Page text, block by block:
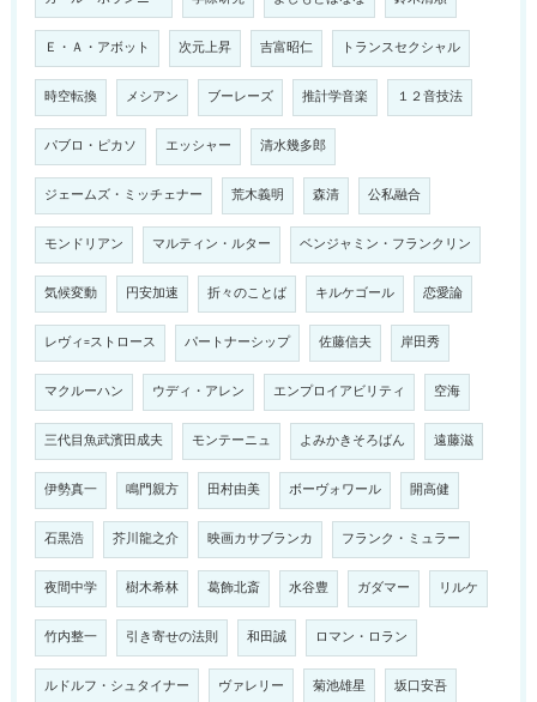
Ｅ・Ａ・アボット 次元上昇 吉富昭仁 トランスセクシャル
時空転換 メシアン ブーレーズ 推計学音楽 １２音技法
パブロ・ピカソ エッシャー 清水幾多郎
ジェームズ・ミッチェナー 荒木義明 森清 公私融合
モンドリアン マルティン・ルター ベンジャミン・フランクリン
気候変動 円安加速 折々のことば キルケゴール 恋愛論
レヴィ=ストロース パートナーシップ 佐藤信夫 岸田秀
マクルーハン ウディ・アレン エンプロイアビリティ 空海
三代目魚武濱田成夫 モンテーニュ よみかきそろばん 遠藤滋
伊勢真一 鳴門親方 田村由美 ボーヴォワール 開高健
石黒浩 芥川龍之介 映画カサブランカ フランク・ミュラー
夜間中学 樹木希林 葛飾北斎 水谷豊 ガダマー リルケ
竹内整一 引き寄せの法則 和田誠 ロマン・ロラン
ルドルフ・シュタイナー ヴァレリー 菊池雄星 坂口安吾